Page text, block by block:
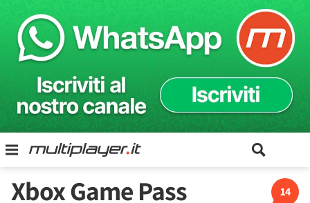
14
Xbox Game Pass